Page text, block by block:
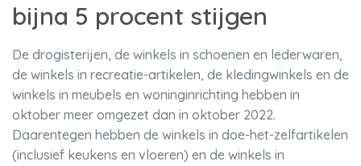
bijna 5 procent stijgen
De drogisterijen, de winkels in schoenen en lederwaren,
de winkels in recreatie-artikelen, de kledingwinkels en de
winkels in meubels en woninginrichting hebben in
oktober meer omgezet dan in oktober 2022.
Daarentegen hebben de winkels in doe-het-zelfartikelen
(inclusief keukens en vloeren) en de winkels in